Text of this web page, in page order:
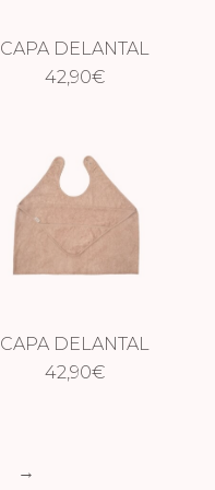
CAPA DELANTAL
RIVIERA BLUE
42,90€
CAPA DELANTAL
SAVANNAH SAND
42,90€
→